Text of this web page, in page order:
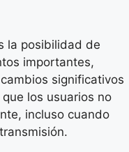
la posibilidad de
importantes,
significativos
los usuarios no
incluso cuando